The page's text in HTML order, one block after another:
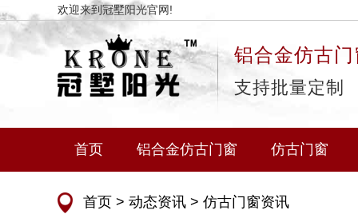
欢迎来到冠墅阳光官网!
铝合金仿古
支持批量定制
首页 铝合金仿古门窗 仿古门窗
首页 > 动态资讯 > 仿古门窗资讯